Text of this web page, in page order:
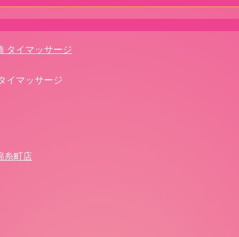
イマッサージ
糸町店